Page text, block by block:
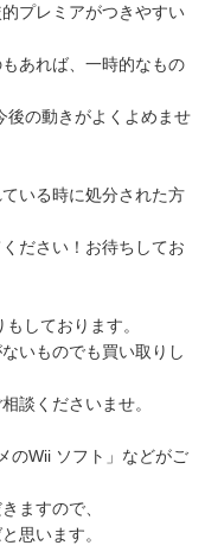
プレミアがつきやすい
あれば、一時的なもの
後の動きがよくよめませ
いる時に処分された方
ださい！お待ちしてお
しております。
いものでも買い取りし
談くださいませ。
のWii ソフト」などがご
ますので、
思います。